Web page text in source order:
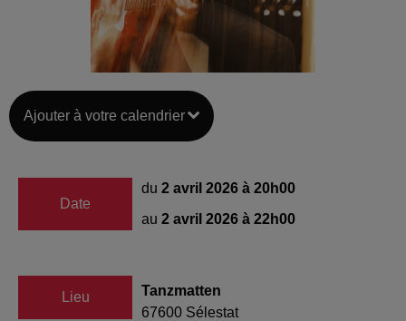
Ajouter à votre calendrier
Date
du 2 avril 2026 à 20h00
au 2 avril 2026 à 22h00
Lieu
Tanzmatten
67600 Sélestat